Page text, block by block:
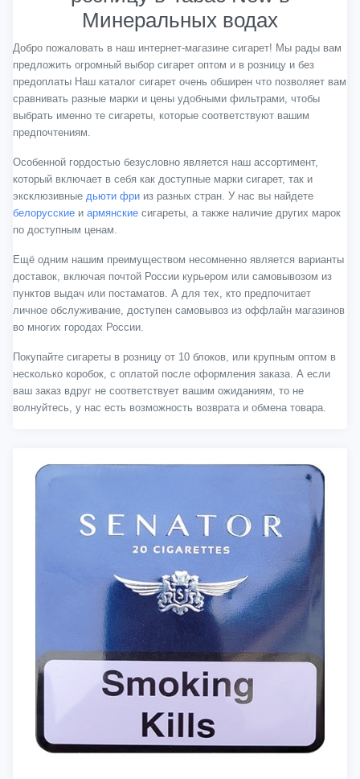
Минеральных водах
Добро пожаловать в наш интернет-магазине сигарет! Мы рады вам
предложить огромный выбор сигарет оптом и в розницу и без
предоплаты Наш каталог сигарет очень обширен что позволяет вам
сравнивать разные марки и цены удобными фильтрами, чтобы
выбрать именно те сигареты, которые соответствуют вашим
предпочтениям.
Особенной гордостью безусловно является наш ассортимент,
который включает в себя как доступные марки сигарет, так и
эксклюзивные дьюти фри из разных стран. У нас вы найдете
белорусские и армянские сигареты, а также наличие других марок
по доступным ценам.
Ещё одним нашим преимуществом несомненно является варианты
доставок, включая почтой России курьером или самовывозом из
пунктов выдач или постаматов. А для тех, кто предпочитает
личное обслуживание, доступен самовывоз из оффлайн магазинов
во многих городах России.
Покупайте сигареты в розницу от 10 блоков, или крупным оптом в
несколько коробок, с оплатой после оформления заказа. А если
ваш заказ вдруг не соответствует вашим ожиданиям, то не
волнуйтесь, у нас есть возможность возврата и обмена товара.